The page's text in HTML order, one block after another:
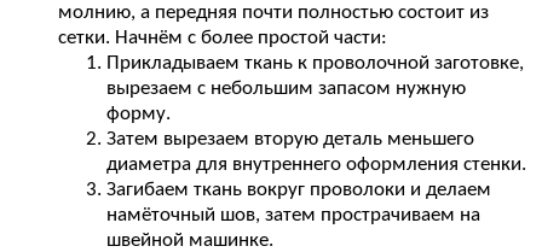
молнию, а передняя почти полностью состоит из
сетки. Начнём с более простой части:
Прикладываем ткань к проволочной заготовке,
вырезаем с небольшим запасом нужную
форму.
Затем вырезаем вторую деталь меньшего
диаметра для внутреннего оформления стенки.
Загибаем ткань вокруг проволоки и делаем
намёточный шов, затем прострачиваем на
швейной машинке.